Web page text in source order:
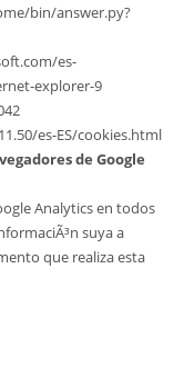
bin/answer.py?
es-
explorer-9
es-ES/cookies.html
de Google
Analytics en todos
suya a
que realiza esta